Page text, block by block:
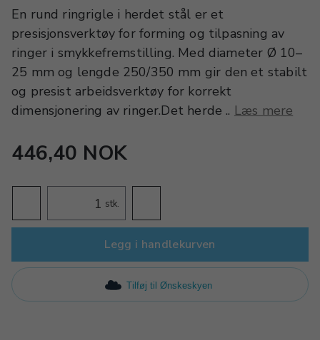
En rund ringrigle i herdet stål er et
presisjonsverktøy for forming og tilpasning av
ringer i smykkefremstilling. Med diameter Ø 10–
25 mm og lengde 250/350 mm gir den et stabilt
og presist arbeidsverktøy for korrekt
dimensjonering av ringer.Det herde .. Læs mere
446,40 NOK
stk.
Legg i handlekurven
Tilføj til Ønskeskyen